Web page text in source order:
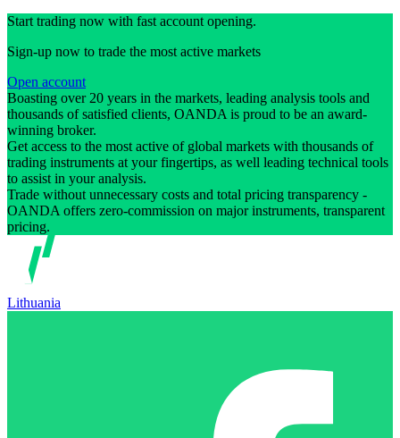
Start trading now with fast account opening.
Sign-up now to trade the most active markets
Open account
Boasting over 20 years in the markets, leading analysis tools and
thousands of satisfied clients, OANDA is proud to be an award-
winning broker.
Get access to the most active of global markets with thousands of
trading instruments at your fingertips, as well leading technical tools
to assist in your analysis.
Trade without unnecessary costs and total pricing transparency -
OANDA offers zero-commission on major instruments, transparent
pricing.
Lithuania